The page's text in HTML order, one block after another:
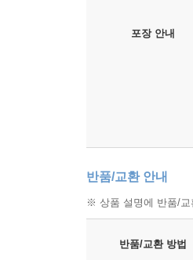
포장 안내
반품/교환 안내
※ 상품 설명에 반품/교
반품/교환 방법